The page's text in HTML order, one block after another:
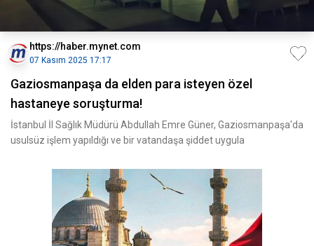
https://haber.mynet.com
07 Kasım 2025 17:17
Gaziosmanpaşa da elden para isteyen özel
hastaneye soruşturma!
İstanbul İl Sağlık Müdürü Abdullah Emre Güner, Gaziosmanpaşa'da
usulsüz işlem yapıldığı ve bir vatandaşa şiddet uygula